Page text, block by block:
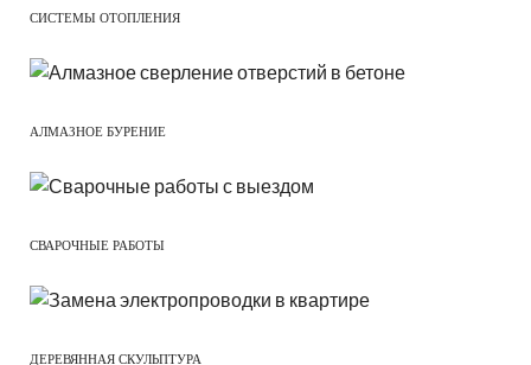
СИСТЕМЫ ОТОПЛЕНИЯ
АЛМАЗНОЕ БУРЕНИЕ
СВАРОЧНЫЕ РАБОТЫ
ДЕРЕВЯННАЯ СКУЛЬПТУРА